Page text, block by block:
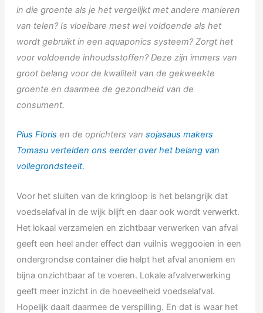
in die groente als je het vergelijkt met andere manieren
van telen? Is vloeibare mest wel voldoende als het
wordt gebruikt in een aquaponics systeem? Zorgt het
voor voldoende inhoudsstoffen? Deze zijn immers van
groot belang voor de kwaliteit van de gekweekte
groente en daarmee de gezondheid van de
consument.
Pius Floris en de oprichters van sojasaus makers
Tomasu vertelden ons eerder over het belang van
vollegrondsteelt.
Voor het sluiten van de kringloop is het belangrijk dat
voedselafval in de wijk blijft en daar ook wordt verwerkt.
Het lokaal verzamelen en zichtbaar verwerken van afval
geeft een heel ander effect dan vuilnis weggooien in een
ondergrondse container die helpt het afval anoniem en
bijna onzichtbaar af te voeren. Lokale afvalverwerking
geeft meer inzicht in de hoeveelheid voedselafval.
Hopelijk daalt daarmee de verspilling. En dat is waar het